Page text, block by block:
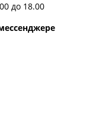
до 18.00